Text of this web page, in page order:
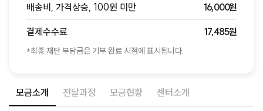
모금소개 전달과정 모금현황 센터소개
배송비, 가격상승, 100원 미만 16,000원
결제수수료 17,485원
*최종 재단 부담금은 기부 완료 시점에 표시됩니다.